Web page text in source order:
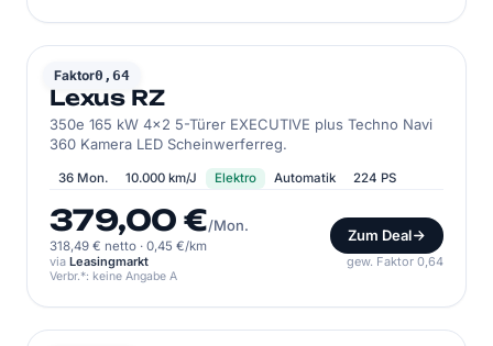
Faktor0,64
LEXUS
Lexus RZ
350e 165 kW 4x2 5-Türer EXECUTIVE plus Techno Navi
360 Kamera LED Scheinwerferreg.
36 Mon. 10.000 km/J Elektro Automatik 224 PS
379,00 €/Mon.
318,49 € netto · 0,45 €/km
Zum Deal
via Leasingmarkt gew. Faktor 0,64
Verbr.*: keine Angabe A